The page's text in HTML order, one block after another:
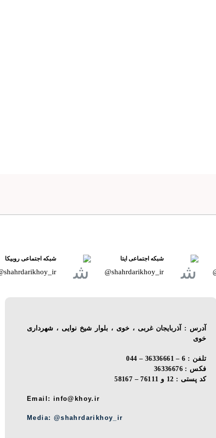
شبکه اجتماعی ایتا
shahrdarikhoy_ir@
شبکه اجتماعی روبیکا
shahrdarikhoy_ir@
آدرس : آذربایجان غربی ، خوی ، بلوار شیخ نوایی ، شهرداری
خوی
تلفن : 6 – 36336661 – 044
فکس : 36336676
کد پستی : 12 و 76111 – 58167